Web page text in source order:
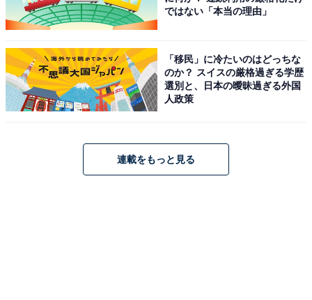
ではない「本当の理由」
「移民」に冷たいのはどっちな
のか？ スイスの厳格過ぎる学歴
選別と、日本の曖昧過ぎる外国
人政策
連載をもっと見る